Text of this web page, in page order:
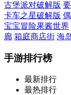
古堡派对破解版
卡车之星破解版
宝宝冒险果酱世界
廊 箱庭商店街 海
手游排行榜
最新排行
最热排行